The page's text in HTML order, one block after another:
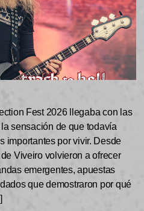
Fest 2026 llegaba con las
sensación de que todavía
importantes por vivir. Desde
Viveiro volvieron a ofrecer
emergentes, apuestas
que demostraron por qué